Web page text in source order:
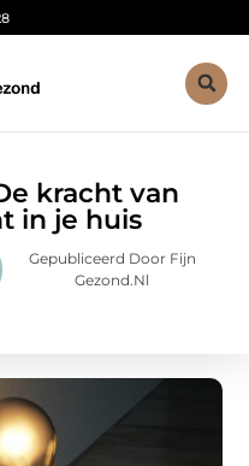
kracht van
in je huis
Gepubliceerd Door Fijn
Gezond.nl